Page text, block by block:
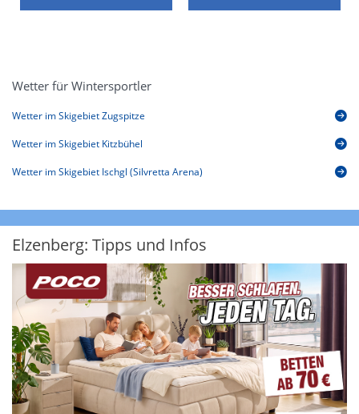
Wetter für Wintersportler
Wetter im Skigebiet Zugspitze
Wetter im Skigebiet Kitzbühel
Wetter im Skigebiet Ischgl (Silvretta Arena)
Elzenberg: Tipps und Infos